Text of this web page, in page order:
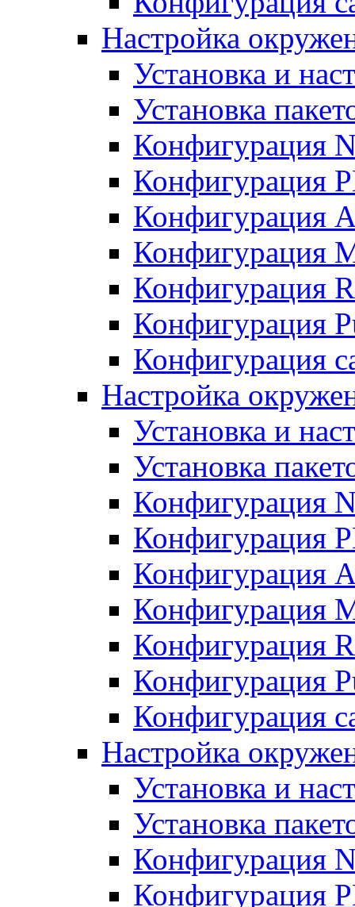
Настройка
Установка и
Установка
Конфигурация
Конфигурация
Конфигурация
Конфигурация
Конфигурация
Конфигурация
Конфигурация
Настройка
Установка и
Установка
Конфигурация
Конфигурация
Конфигурация
Конфигурация
Конфигурация
Конфигурация
Конфигурация
Настройка
Установка и
Установка
Конфигурация
Конфигурация